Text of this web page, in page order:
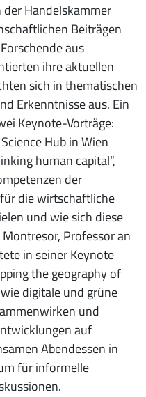
Handelskammer
Beiträgen
aus
ihre aktuellen
sich in thematischen
Erkenntnisse aus. Ein
Keynote-Vorträge:
Hub in Wien
human capital“,
der
die wirtschaftliche
und wie sich diese
Professor an
in seiner Keynote
the geography of
digitale und grüne
und
auf
Abendessen in
für informelle